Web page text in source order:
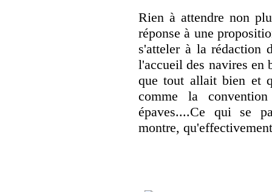
Rien à attendre non
réponse à une
s'atteler à la rédaction
l'accueil des navires en
que tout allait bien et
comme la
épaves....Ce qui se
montre,